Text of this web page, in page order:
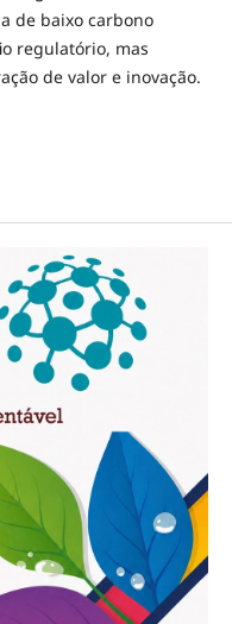
de baixo carbono
regulatório, mas
de valor e inovação.